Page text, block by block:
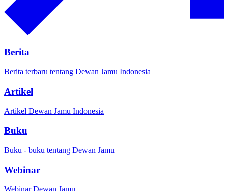
Berita
Berita terbaru tentang Dewan Jamu Indonesia
Artikel
Artikel Dewan Jamu Indonesia
Buku
Buku - buku tentang Dewan Jamu
Webinar